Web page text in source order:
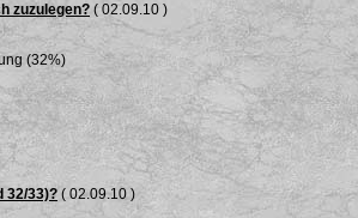
zuzulegen? ( 02.09.10 )
(32%)
32/33)? ( 02.09.10 )